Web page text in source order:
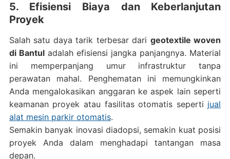
5. Efisiensi Biaya dan Keberlanjutan
Proyek
Salah satu daya tarik terbesar dari geotextile woven
di Bantuladalah efisiensi jangka panjangnya. Material
ini memperpanjang umur infrastruktur tanpa
perawatan mahal. Penghematan ini memungkinkan
Anda mengalokasikan anggaran ke aspek lain seperti
keamanan proyek atau fasilitas otomatis seperti jual
alat mesin parkir otomatis.
Semakin banyak inovasi diadopsi, semakin kuat posisi
proyek Anda dalam menghadapi tantangan masa
depan.